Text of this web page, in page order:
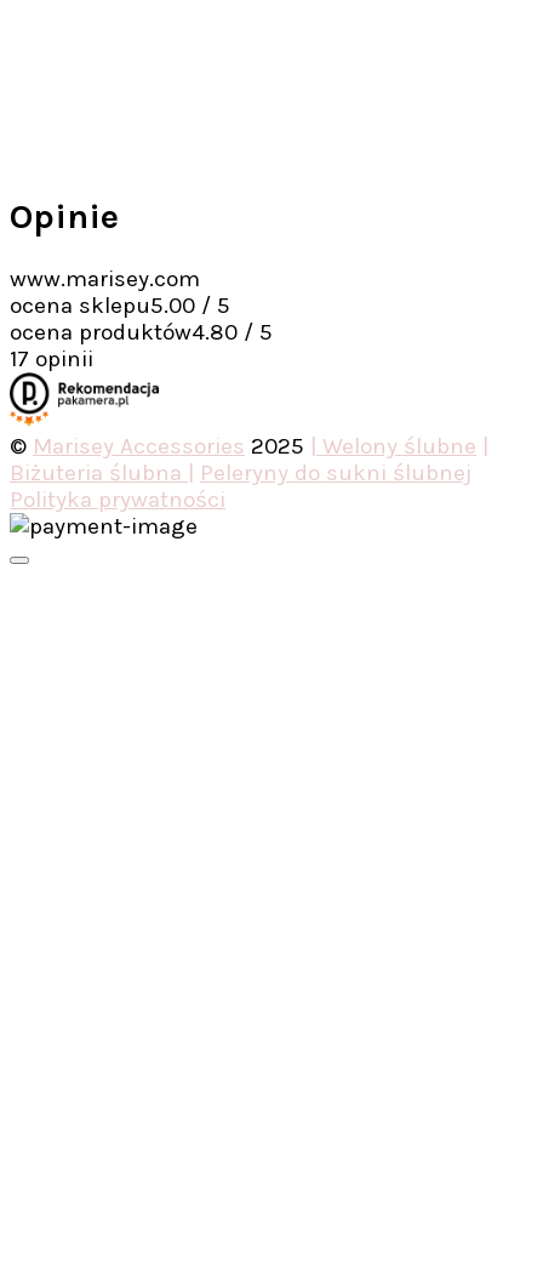
Opinie
www.marisey.com
ocena sklepu5.00 / 5
ocena produktów4.80 / 5
17 opinii
© Marisey Accessories 2025 | Welony ślubne
Biżuteria ślubna |
Peleryny do sukni ślubnej
Polityka prywatności